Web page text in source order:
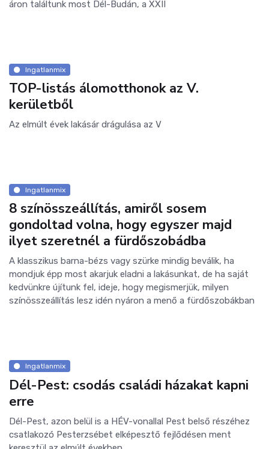
áron találtunk most Dél-Budán, a XXII
Ingatlanmix
TOP-listás álomotthonok az V.
kerületből
Az elmúlt évek lakásár drágulása az V
Ingatlanmix
8 színösszeállítás, amiről sosem
gondoltad volna, hogy egyszer majd
ilyet szeretnél a fürdőszobádba
A klasszikus barna-bézs vagy szürke mindig beválik, ha
mondjuk épp most akarjuk eladni a lakásunkat, de ha saját
kedvünkre újítunk fel, ideje, hogy megismerjük, milyen
színösszeállítás lesz idén nyáron a menő a fürdőszobákban
Ingatlanmix
Dél-Pest: csodás családi házakat kapni
erre
Dél-Pest, azon belül is a HÉV-vonallal Pest belső részéhez
csatlakozó Pesterzsébet elképesztő fejlődésen ment